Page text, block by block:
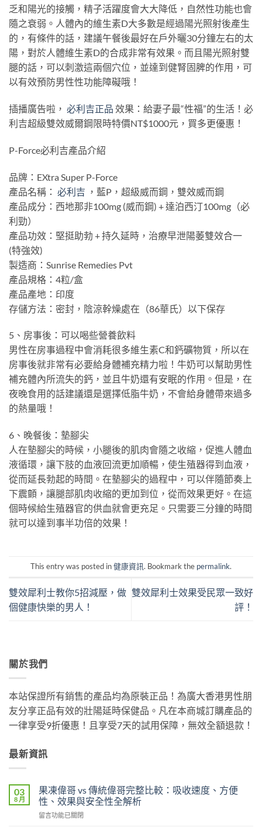
乏和陽光的接觸，精子活躍度會大大降低，自然性功能也會
隨之衰弱。人體內的維生素D大多數是經過陽光照射後產生
的，有條件的話，建議午餐後最好在戶外曬30分鐘左右的太
陽，對於人體維生素D的合成非常有效果。而且陽光照射雙
腿的話，可以刺激這兩個穴位，並達到健腎固脾的作用，可
以有效預防男性性功能障礙哦！
插播廣告啦， 必利吉正品 效果：給妻子最“性福”的生活！必
利吉超級雙效威爾鋼限時特價NT$1000元，買多更優惠！
P-Force必利吉產品介紹
品牌：EXtra Super P-Force
產品名稱： 必利吉 ，藍P，超級威而鋼，雙效威而鋼
產品成分：西地那非100mg (威而鋼) + 達泊西汀100mg（必
利勁）
產品功效：堅挺助勃 + 持久延時，治療早泄陽萎雙效合一
(特強效)
製造商：Sunrise Remedies Pvt
產品規格：4粒/盒
產品產地：印度
存儲方法：密封，陰涼幹燥處在（86華氏）以下保存
5、房事後：可以喝些營養飲料
男性在房事過程中會消耗很多維生素C和鈣礦物質，所以在
房事後就非常有必要給身體補充精力啦！牛奶可以幫助男性
補充體內所流失的鈣，並且牛奶還有安眠的作用。但是，在
夜晚食用的話建議還是選擇低脂牛奶，不會給身體帶來過多
的熱量哦！
6、晚餐後：墊腳尖
人在墊腳尖的時候，小腿後的肌肉會隨之收縮，促進人體血
液循環，讓下肢的血液回流更加順暢，使生殖器得到血液，
從而延長勃起的時間。在墊腳尖的過程中，可以伴隨節奏上
下震顫，讓腿部肌肉收縮的更加到位，從而效果更好。在這
個時候給生殖器官的供血就會更充足。只需要三分鐘的時間
就可以達到事半功倍的效果！
This entry was posted in健康資訊. Bookmark the permalink.
雙效犀利士教你5招減壓，做
個健康快樂的男人！
雙效犀利士效果受民眾一致好
評！
關於我們
本站保證所有銷售的產品均為原裝正品！為廣大香港男性朋
友分享正品有效的壯陽延時保健品。凡在本商城訂購產品的
一律享受9折優惠！且享受7天的試用保障，無效全額退款！
最新資訊
03
8 月
果凍偉哥 vs 傳統偉哥完整比較：吸收速度、方便
性、效果與安全性全解析
在
留言功能已關閉